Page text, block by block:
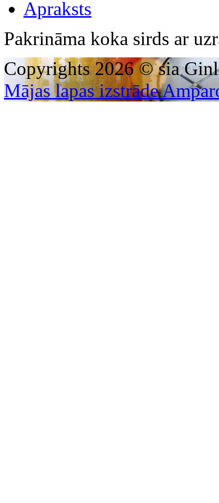
Apraksts
Pakrināma koka sirds ar
Copyrights 2026 © sia
Mājas lapas izstrāde